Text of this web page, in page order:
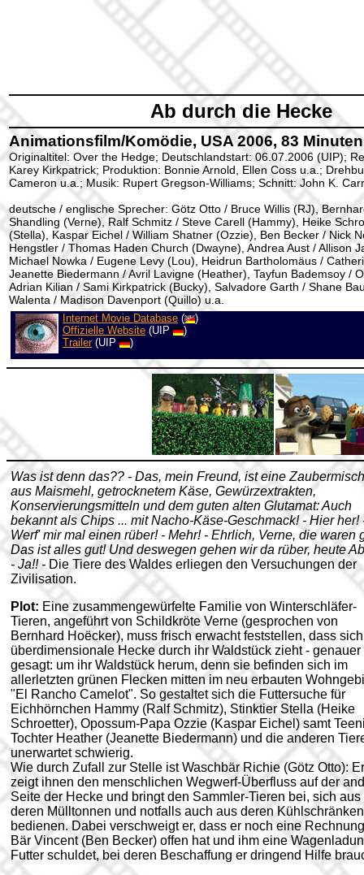
Ab durch die Hecke
Animationsfilm/Komödie, USA 2006, 83
Originaltitel: Over the Hedge; Deutschlandstart: 06.07.2006 (UIP);
Karey Kirkpatrick; Produktion: Bonnie Arnold, Ellen Coss u.a.;
Cameron u.a.; Musik: Rupert Gregson-Williams; Schnitt: John K. Carr
deutsche / englische Sprecher: Götz Otto / Bruce Willis (RJ),
Shandling (Verne), Ralf Schmitz / Steve Carell (Hammy), Heike
(Stella), Kaspar Eichel / William Shatner (Ozzie), Ben Becker / Nick
Hengstler / Thomas Haden Church (Dwayne), Andrea Aust / Allison
Michael Nowka / Eugene Levy (Lou), Heidrun Bartholomäus /
Jeanette Biedermann / Avril Lavigne (Heather), Tayfun Bademsoy /
Adrian Kilian / Sami Kirkpatrick (Bucky), Salvadore Garth / Shane
Walenta / Madison Davenport (Quillo) u.a.
Internet Movie Database (
)
Offizielle Website (UIP
)
Trailer(UIP )
Was ist denn das?? - Das, mein Freund, ist eine
aus Maismehl, getrocknetem Käse, Gewürzextrakten,
Konservierungsmitteln und dem guten alten Glutamat: Auch
bekannt als Chips ... mit Nacho-Käse-Geschmack! - Hier her!
Werf' mir mal einen rüber! - Mehr! - Ehrlich, Verne, die waren
Das ist alles gut! Und deswegen gehen wir da rüber, heute
- Ja!! - Die Tiere des Waldes erliegen den Versuchungen der
Zivilisation.
Plot: Eine zusammengewürfelte Familie von Winterschläfer-
Tieren, angeführt von Schildkröte Verne (gesprochen von
Bernhard Hoëcker), muss frisch erwacht feststellen, dass
überdimensionale Hecke durch ihr Waldstück zieht - genauer
gesagt: um ihr Waldstück herum, denn sie befinden sich im
allerletzten grünen Flecken mitten im neu erbauten
"El Rancho Camelot". So gestaltet sich die Futtersuche für
Eichhörnchen Hammy (Ralf Schmitz), Stinktier Stella (Heike
Schroetter), Opossum-Papa Ozzie (Kaspar Eichel) samt
Tochter Heather (Jeanette Biedermann) und die anderen
unerwartet schwierig.
Wie durch Zufall zur Stelle ist Waschbär Richie (Götz Otto): Er
zeigt ihnen den menschlichen Wegwerf-Überfluss auf der
Seite der Hecke und bringt den Sammler-Tieren bei, sich aus
deren Mülltonnen und notfalls auch aus deren
bedienen. Dabei verschweigt er, dass er noch eine
Bär Vincent (Ben Becker) offen hat und ihm eine
Futter schuldet, bei deren Beschaffung er dringend Hilfe